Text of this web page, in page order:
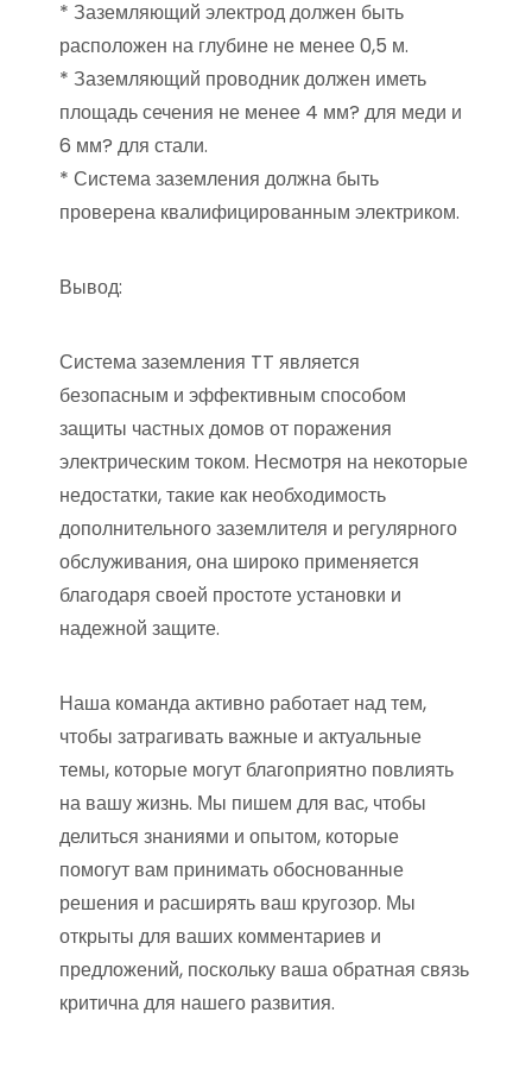
* Заземляющий электрод должен быть
расположен на глубине не менее 0,5 м.
* Заземляющий проводник должен иметь
площадь сечения не менее 4 мм? для меди и
6 мм? для стали.
* Система заземления должна быть
проверена квалифицированным электриком.
Вывод:
Система заземления TT является
безопасным и эффективным способом
защиты частных домов от поражения
электрическим током. Несмотря на некоторые
недостатки, такие как необходимость
дополнительного заземлителя и регулярного
обслуживания, она широко применяется
благодаря своей простоте установки и
надежной защите.
Наша команда активно работает над тем,
чтобы затрагивать важные и актуальные
темы, которые могут благоприятно повлиять
на вашу жизнь. Мы пишем для вас, чтобы
делиться знаниями и опытом, которые
помогут вам принимать обоснованные
решения и расширять ваш кругозор. Мы
открыты для ваших комментариев и
предложений, поскольку ваша обратная связь
критична для нашего развития.